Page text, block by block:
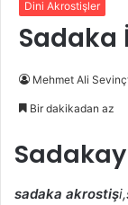
Dini Akrostişler
Sadaka
Mehmet Ali
Bir dakikadan az
sadaka akrostiş